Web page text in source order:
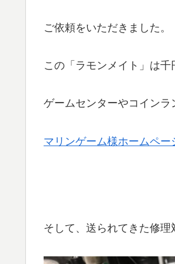
ご依頼をいただきました。
この「ラモンメイト」は
ゲームセンターやコイン
マリンゲーム様ホームペー
そして、送られてきた修理